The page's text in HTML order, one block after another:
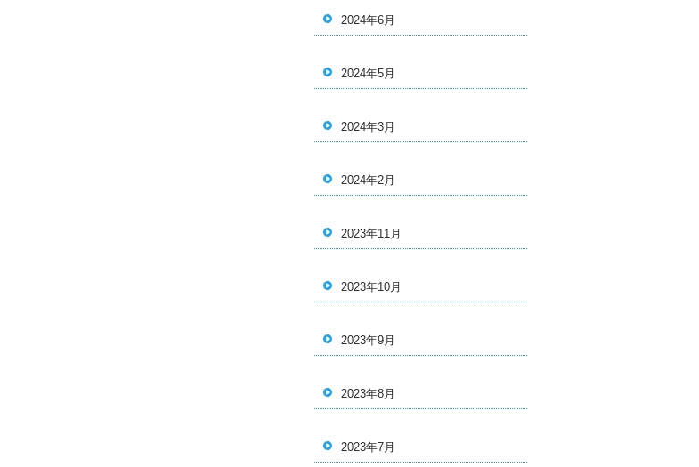
2024年6月
2024年5月
2024年3月
2024年2月
2023年11月
2023年10月
2023年9月
2023年8月
2023年7月